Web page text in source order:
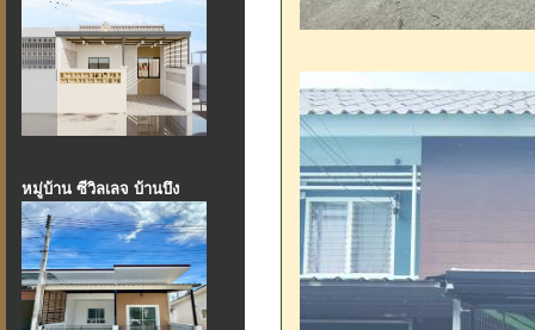
หมู่บ้าน ซีวิลเลจ บ้านบึง